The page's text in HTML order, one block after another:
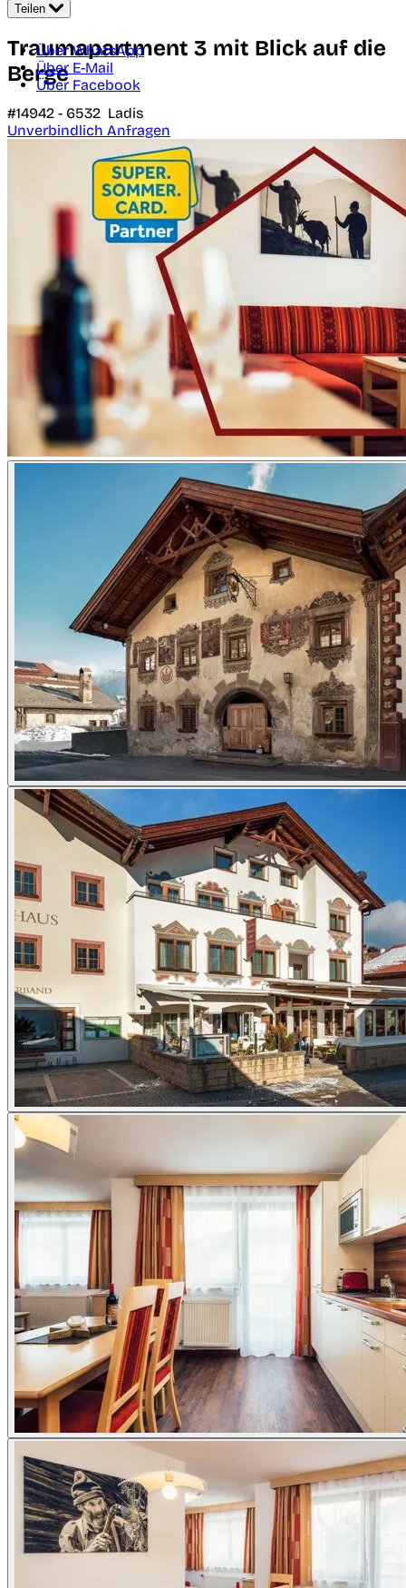
Teilen
Über WhatsApp
Über E-Mail
Über Facebook
Traumapartment 3 mit Blick auf die
Berge
#14942 - 6532 Ladis
Unverbindlich Anfragen